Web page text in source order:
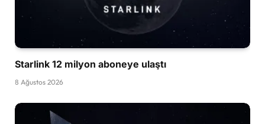
Starlink 12 milyon aboneye ulaştı
8 Ağustos 2026